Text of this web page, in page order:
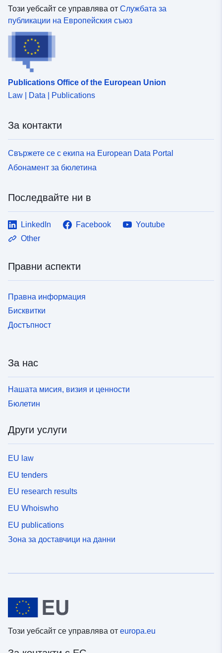
Този уебсайт се управлява от Службата за
публикации на Европейския съюз
Publications Office of the European Union
Law | Data | Publications
За контакти
Свържете се с екипа на European Data Portal
Абонамент за бюлетина
Последвайте ни в
LinkedIn Facebook
Youtube
Other
Правни аспекти
Правна информация
Бисквитки
Достъпност
За нас
Нашата мисия, визия и ценности
Бюлетин
Други услуги
EU law
EU tenders
EU research results
EU Whoiswho
EU publications
Зона за доставчици на данни
Този уебсайт се управлява от europa.eu